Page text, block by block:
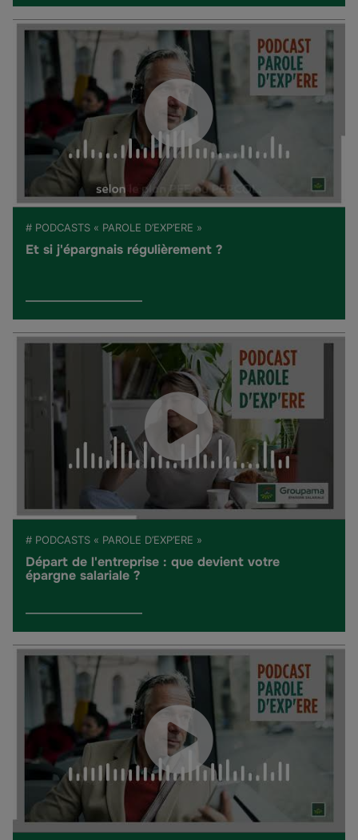
# PODCASTS « PAROLE D’EXP’ERE »
Et si j'épargnais régulièrement ?
# PODCASTS « PAROLE D’EXP’ERE »
Départ de l'entreprise : que devient votre
épargne salariale ?